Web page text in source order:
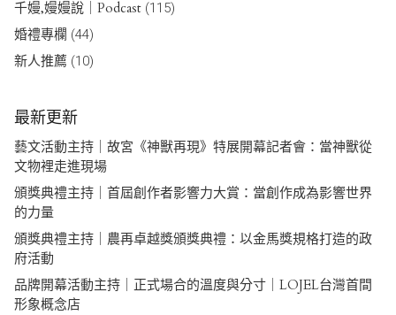
千嫚,嫚嫚說｜Podcast (115)
婚禮專欄 (44)
新人推薦 (10)
最新更新
藝文活動主持｜故宮《神獸再現》特展開幕記者會：當神獸從
文物裡走進現場
頒獎典禮主持｜首屆創作者影響力大賞：當創作成為影響世界
的力量
頒獎典禮主持｜農再卓越獎頒獎典禮：以金馬獎規格打造的政
府活動
品牌開幕活動主持｜正式場合的溫度與分寸｜LOJEL台灣首間
形象概念店